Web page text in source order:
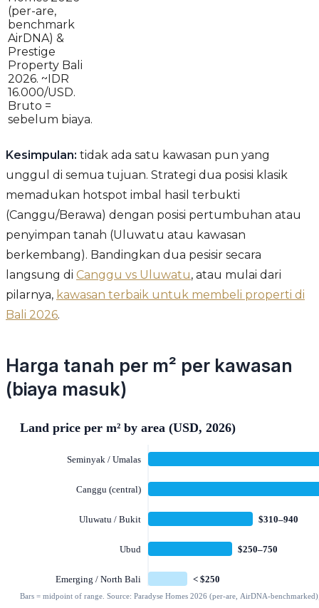
(per-are,
benchmark
AirDNA) &
Prestige
Property Bali
2026. ~IDR
16.000/USD.
Bruto =
sebelum biaya.
Kesimpulan: tidak ada satu kawasan pun yang
unggul di semua tujuan. Strategi dua posisi klasik
memadukan hotspot imbal hasil terbukti
(Canggu/Berawa) dengan posisi pertumbuhan atau
penyimpan tanah (Uluwatu atau kawasan
berkembang). Bandingkan dua pesisir secara
langsung di Canggu vs Uluwatu, atau mulai dari
pilarnya, kawasan terbaik untuk membeli properti di
Bali 2026.
Harga tanah per m² per kawasan
(biaya masuk)